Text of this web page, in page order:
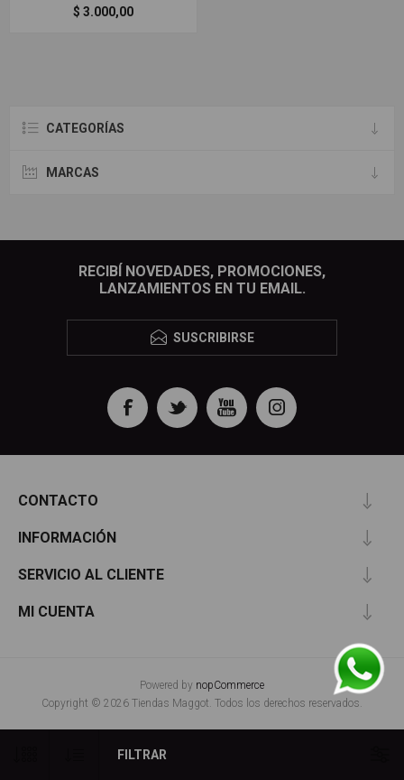
$ 3.000,00
CATEGORÍAS
MARCAS
RECIBÍ NOVEDADES, PROMOCIONES,
LANZAMIENTOS EN TU EMAIL.
SUSCRIBIRSE
CONTACTO
INFORMACIÓN
SERVICIO AL CLIENTE
MI CUENTA
Powered by nopCommerce
Copyright © 2026 Tiendas Maggot. Todos los derechos reservados.
FILTRAR